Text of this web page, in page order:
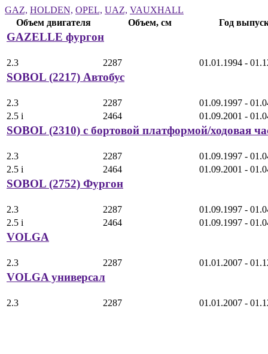
GAZ, HOLDEN, OPEL, UAZ, VAUXHALL
Объем двигателя
Объем, см Год
GAZELLE фургон
2.3 2287 01.01.1994 -
SOBOL (2217) Автобус
2.3 2287
01.09.1997 -
2.5 i
2464 01.09.2001 -
SOBOL (2310) c бортовой платформой/ходовая
2.3 2287
01.09.1997 -
2.5 i
2464 01.09.2001 -
SOBOL (2752) Фургон
2.3 2287
01.09.1997 -
2.5 i
2464 01.09.1997 -
VOLGA
2.3 2287 01.01.2007 -
VOLGA универсал
2.3 2287 01.01.2007 -